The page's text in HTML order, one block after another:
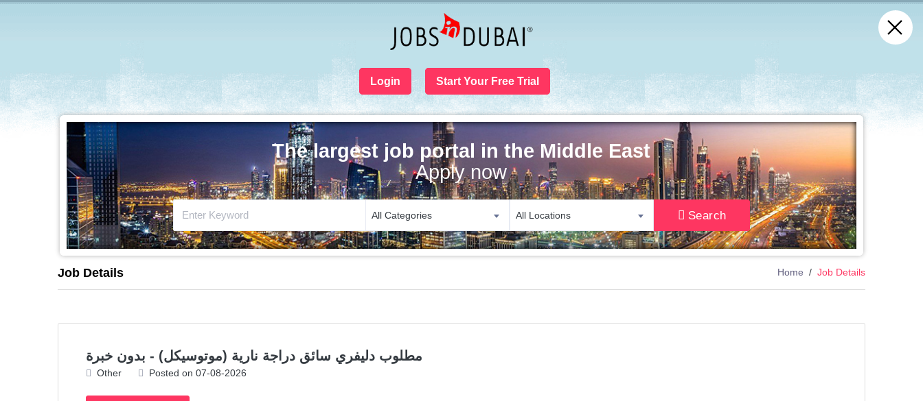
Login Start Your Free Trial
The largest job portal in the Middle East
Apply now
All Categories All Locations Search
Job Details Home Job Details
مطلوب دليفري سائق دراجة نارية (موتوسيكل) - بدون خبرة
Other Posted on 07-08-2026